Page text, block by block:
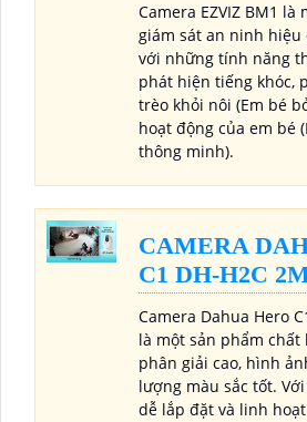
Camera EZVIZ BM1 là
giám sát an ninh hiệu
với những tính năng
phát hiện tiếng khóc,
trèo khỏi nôi (Em bé
hoạt động của em bé
thông minh).
CAMERA
C1 DH-H2C
Camera Dahua Hero
là một sản phẩm chất
phân giải cao, hình
lượng màu sắc tốt.
dễ lắp đặt và linh